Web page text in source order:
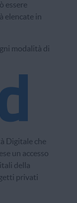
essere
elencate in
modalità di
Digitale che
un accesso
della
privati